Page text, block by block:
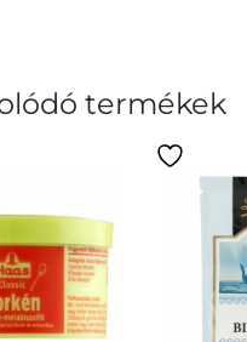
termékek